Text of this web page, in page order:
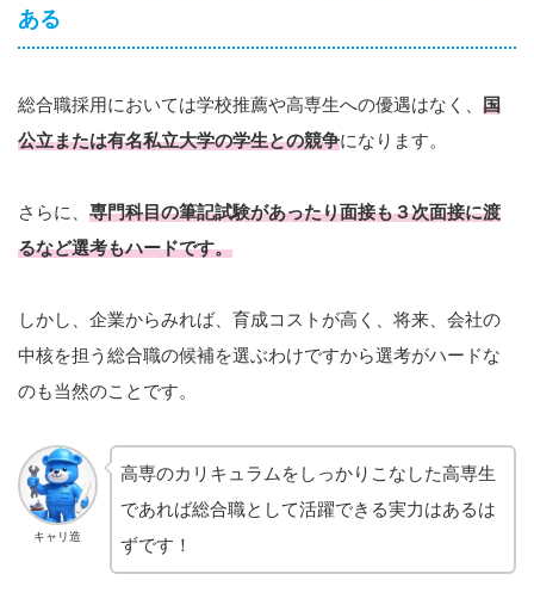
ある
総合職採用においては学校推薦や高専生への優遇はなく、 国
公立または有名私立大学の学生との競争になります。
さらに、 専門科目の筆記試験があったり面接も３次面接に渡
るなど選考もハードです。
しかし、企業からみれば、育成コストが高く、将来、会社の
中核を担う総合職の候補を選ぶわけですから選考がハードな
のも当然のことです。
キャリ造
高専のカリキュラムをしっかりこなした高専生
であれば総合職として活躍できる実力はあるは
ずです！